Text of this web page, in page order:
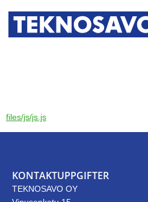
BASINSMART
DATAINSAMLING OCH
CASE
PUBLIKATIONER
KONTAKT
files/js/js.js
KONTAKTUPPGIFTER
TEKNOSAVO OY